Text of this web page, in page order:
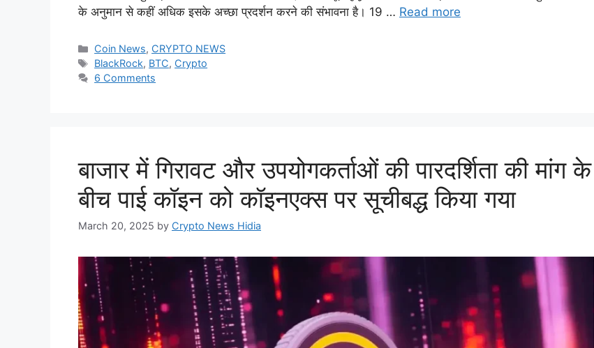
के अनुमान से कहीं अधिक इसके अच्छा प्रदर्शन करने की संभावना है। 19 … Read more
Categories
Coin News, CRYPTO NEWS
Tags
BlackRock, BTC, Crypto
6 Comments
बाजार में गिरावट और उपयोगकर्ताओं की पारदर्शिता की मांग के
बीच पाई कॉइन को कॉइनएक्स पर सूचीबद्ध किया गया
March 20, 2025 by Crypto News Hidia